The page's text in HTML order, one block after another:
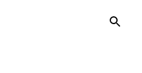
Passa ai contenuti principali